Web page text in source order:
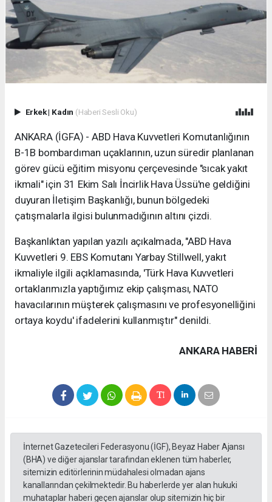
Erkek| Kadın (Haberi Sesli Oku)
ANKARA (İGFA) - ABD Hava Kuvvetleri Komutanlığının
B-1B bombardıman uçaklarının, uzun süredir planlanan
görev gücü eğitim misyonu çerçevesinde "sıcak yakıt
ikmali" için 31 Ekim Salı İncirlik Hava Üssü'ne geldiğini
duyuran İletişim Başkanlığı, bunun bölgedeki
çatışmalarla ilgisi bulunmadığının altını çizdi.
Başkanlıktan yapılan yazılı açıkalmada, "ABD Hava
Kuvvetleri 9. EBS Komutanı Yarbay Stillwell, yakıt
ikmaliyle ilgili açıklamasında, 'Türk Hava Kuvvetleri
ortaklarımızla yaptığımız ekip çalışması, NATO
havacılarının müşterek çalışmasını ve profesyonelliğini
ortaya koydu' ifadelerini kullanmıştır" denildi.
ANKARA HABERİ
İnternet Gazetecileri Federasyonu (İGF), Beyaz Haber Ajansı
(BHA) ve diğer ajanslar tarafından eklenen tüm haberler,
sitemizin editörlerinin müdahalesi olmadan ajans
kanallarından çekilmektedir. Bu haberlerde yer alan hukuki
muhataplar haberi geçen ajanslar olup sitemizin hiç bir